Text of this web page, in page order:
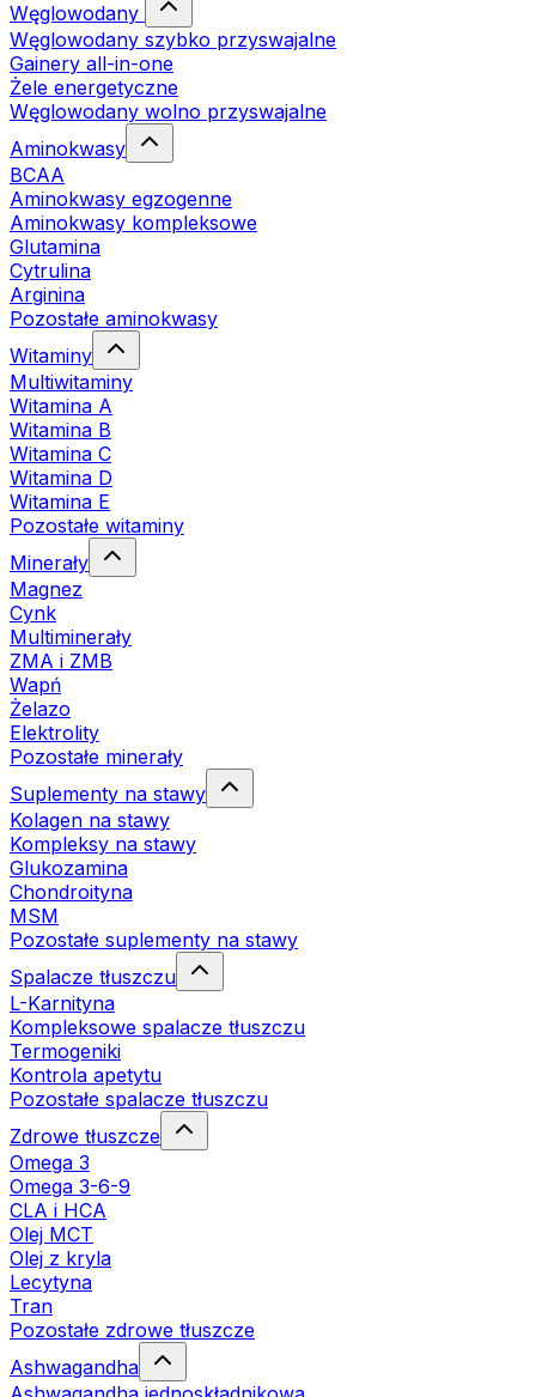
Węglowodany
Węglowodany szybko przyswajalne
Gainery all-in-one
Żele energetyczne
Węglowodany wolno przyswajalne
Aminokwasy
BCAA
Aminokwasy egzogenne
Aminokwasy kompleksowe
Glutamina
Cytrulina
Arginina
Pozostałe aminokwasy
Witaminy
Multiwitaminy
Witamina A
Witamina B
Witamina C
Witamina D
Witamina E
Pozostałe witaminy
Minerały
Magnez
Cynk
Multiminerały
ZMA i ZMB
Wapń
Żelazo
Elektrolity
Pozostałe minerały
Suplementy na stawy
Kolagen na stawy
Kompleksy na stawy
Glukozamina
Chondroityna
MSM
Pozostałe suplementy na stawy
Spalacze tłuszczu
L-Karnityna
Kompleksowe spalacze tłuszczu
Termogeniki
Kontrola apetytu
Pozostałe spalacze tłuszczu
Zdrowe tłuszcze
Omega 3
Omega 3-6-9
CLA i HCA
Olej MCT
Olej z kryla
Lecytyna
Tran
Pozostałe zdrowe tłuszcze
Ashwagandha